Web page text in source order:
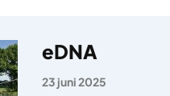
eDNA
23 juni 2025